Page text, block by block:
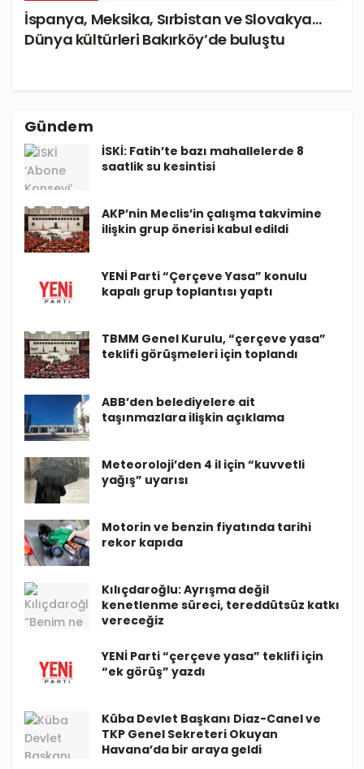
İspanya, Meksika, Sırbistan ve Slovakya…
Dünya kültürleri Bakırköy’de buluştu
Gündem
İSKİ: Fatih’te bazı mahallelerde 8
saatlik su kesintisi
AKP’nin Meclis’in çalışma takvimine
ilişkin grup önerisi kabul edildi
YENİ Parti “Çerçeve Yasa” konulu
kapalı grup toplantısı yaptı
TBMM Genel Kurulu, “çerçeve yasa”
teklifi görüşmeleri için toplandı
ABB’den belediyelere ait
taşınmazlara ilişkin açıklama
Meteoroloji’den 4 il için “kuvvetli
yağış” uyarısı
Motorin ve benzin fiyatında tarihi
rekor kapıda
Kılıçdaroğlu: Ayrışma değil
kenetlenme süreci, tereddütsüz katkı
vereceğiz
YENİ Parti “çerçeve yasa” teklifi için
“ek görüş” yazdı
Küba Devlet Başkanı Diaz-Canel ve
TKP Genel Sekreteri Okuyan
Havana’da bir araya geldi